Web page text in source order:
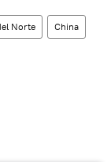
Norte China